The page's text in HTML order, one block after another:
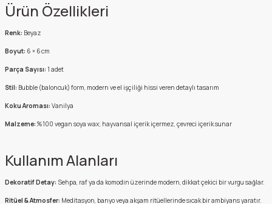
Ürün Özellikleri
Renk: Beyaz
Boyut: 6 × 6 cm
Parça Sayısı: 1 adet
Stil: Bubble (baloncuk) form, modern ve el işçiliği hissi veren detaylı tasarım
Koku Aroması: Vanilya
Malzeme: %100 vegan soya wax; hayvansal içerik içermez, çevreci içerik sunar
Kullanım Alanları
Dekoratif Detay: Sehpa, raf ya da komodin üzerinde modern, dikkat çekici bir vurgu sağlar.
Ritüel & Atmosfer: Meditasyon, banyo veya akşam ritüellerinde sıcak bir ambiyans yaratır.